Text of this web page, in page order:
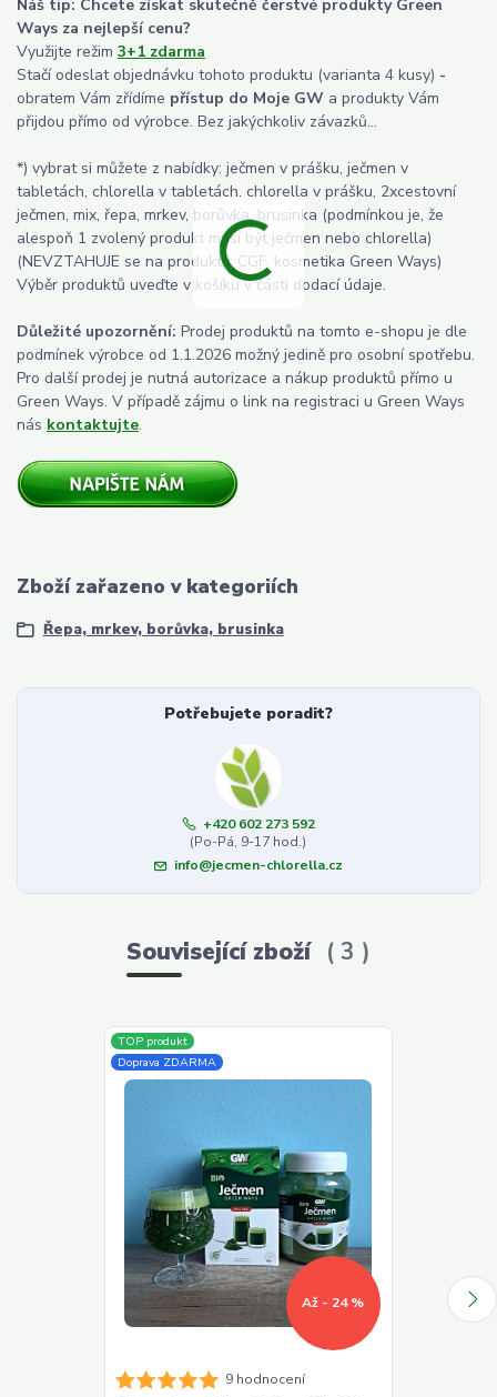
Náš tip: Chcete získat skutečně čerstvé produkty Green
Ways za nejlepší cenu?
Využijte režim 3+1 zdarma
Stačí odeslat objednávku tohoto produktu (varianta 4 kusy) -
obratem Vám zřídíme přístup do Moje GW a produkty Vám
přijdou přímo od výrobce. Bez jakýchkoliv závazků...
*) vybrat si můžete z nabídky: ječmen v prášku, ječmen v
tabletách, chlorella v tabletách, chlorella v prášku, 2xcestovní
ječmen, mix, řepa, mrkev, borůvka, brusinka (podmínkou je, že
alespoň 1 zvolený produkt musí být ječmen nebo chlorella)
(NEVZTAHUJE se na produkty: CGF, kosmetika Green Ways)
Výběr produktů uveďte v košíku v části dodací údaje.
Důležité upozornění: Prodej produktů na tomto e-shopu je dle
podmínek výrobce od 1.1.2026 možný jedině pro osobní spotřebu.
Pro další prodej je nutná autorizace a nákup produktů přímo u
Green Ways. V případě zájmu o link na registraci u Green Ways
nás kontaktujte.
Zboží zařazeno v kategoriích
Řepa, mrkev, borůvka, brusinka
Potřebujete poradit?
+420 602 273 592
(Po-Pá, 9-17 hod.)
info@jecmen-chlorella.cz
Související zboží 3
TOP produkt
Doprava ZDARMA
Až - 24 %
9 hodnocení